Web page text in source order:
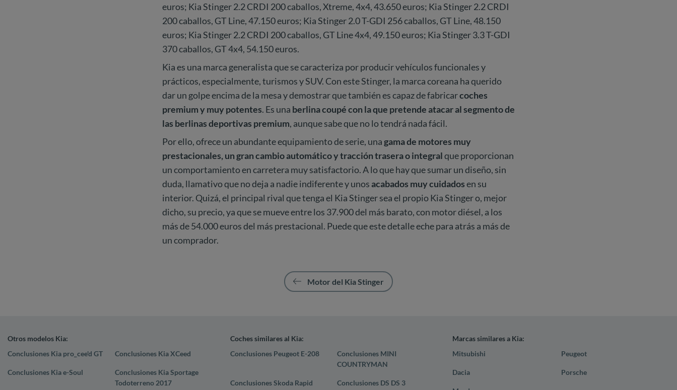
euros; Kia Stinger 2.2 CRDI 200 caballos, Xtreme, 4x4, 43.650 euros; Kia Stinger 2.2 CRDI
200 caballos, GT Line, 47.150 euros; Kia Stinger 2.0 T-GDI 256 caballos, GT Line, 48.150
euros; Kia Stinger 2.2 CRDI 200 caballos, GT Line 4x4, 49.150 euros; Kia Stinger 3.3 T-GDI
370 caballos, GT 4x4, 54.150 euros.
Kia es una marca generalista que se caracteriza por producir vehículos funcionales y
prácticos, especialmente, turismos y SUV. Con este Stinger, la marca coreana ha querido
dar un golpe encima de la mesa y demostrar que también es capaz de fabricarcoches
premium y muy potentes. Es una berlina coupé con la que pretende atacar al segmento de
las berlinas deportivas premium, aunque sabe que no lo tendrá nada fácil.
Por ello, ofrece un abundante equipamiento de serie, unagama de motores muy
prestacionales, un gran cambio automático y tracción trasera o integralque proporcionan
un comportamiento en carretera muy satisfactorio. A lo que hay que sumar un diseño, sin
duda, llamativo que no deja a nadie indiferente y unos acabados muy cuidadosen su
interior. Quizá, el principal rival que tenga el Kia Stinger sea el propio Kia Stinger o, mejor
dicho, su precio, ya que se mueve entre los 37.900 del más barato, con motor diésel, a los
más de 54.000 euros del más prestacional. Puede que este detalle eche para atrás a más de
un comprador.
Motor del Kia Stinger
Otros modelos Kia:
Conclusiones Kia pro_cee'd GT
Conclusiones Kia XCeed
Conclusiones Kia e-Soul
Conclusiones Kia Sportage
Todoterreno 2017
Coches similares al Kia:
Conclusiones Peugeot E-208
Conclusiones MINI
COUNTRYMAN
Conclusiones Skoda Rapid Conclusiones DS DS 3
Marcas similares a Kia:
Mitsubishi
Peugeot
Dacia Porsche